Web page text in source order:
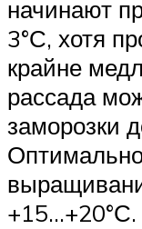
начинают
3°С, хотя
крайне
рассада
заморозки
+15…+20°С.